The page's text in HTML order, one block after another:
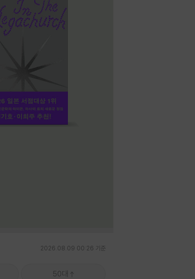
2026.08.09 00:26 기준
50대